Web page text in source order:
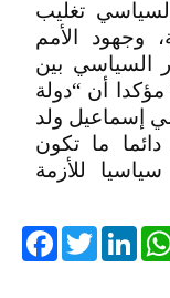
تغليب
وجهود الأمم
السياسي بين
مؤكدا أن “دولة
إسماعيل ولد
ما تكون
للأزمة
TwitterLinkedIn